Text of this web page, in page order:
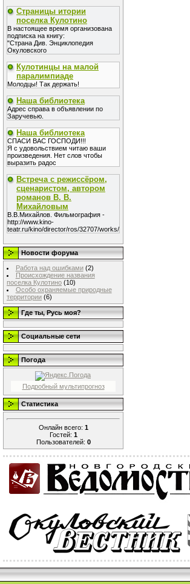
Страницы итории
поселка Кулотино
В настоящее время организована
подписка на книгу:
"Страна Див. Энциклопедия
Окуловского
Кулотинцы на малой
паралимпиаде
Молодцы! Так держать!
Наша библиотека
Адрес справа в объявлении по
Заручевью.
Наша библиотека
СПАСИ ВАС ГОСПОДИ!!!
Я с удовольствием читаю ваши
произведения. Нет слов чтобы
выразить радос
Встреча с режиссёром,
сценаристом, автором
романов В. В.
Михайловым
В.В.Михайлов. Фильмография -
http://www.kino-
teatr.ru/kino/director/ros/32707/works/
Новости форума
Работа над ошибками (2)
Происхождение названия
поселка Кулотино (10)
Особо охраняемые природные
территории (6)
Где ты, Русь моя?
Социальные сети
Погода
Подробный мультипрогноз
Статистика
Онлайн всего: 1
Гостей: 1
Пользователей: 0